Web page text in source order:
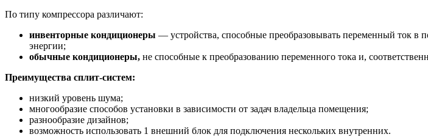
По типу компрессора различают:
инвенторные кондиционеры — устройства, способные преобразовывать переменный ток в
энергии;
обычные кондиционеры, не способные к преобразованию переменного тока и,
Преимущества сплит-систем:
низкий уровень шума;
многообразие способов установки в зависимости от задач владельца помещения;
разнообразие дизайнов;
возможность использовать 1 внешний блок для подключения нескольких внутренних.